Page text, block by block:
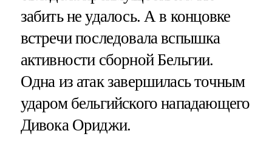
забить не удалось. А в концовке
встречи последовала вспышка
активности сборной Бельгии.
Одна из атак завершилась точным
ударом бельгийского нападающего
Дивока Ориджи.